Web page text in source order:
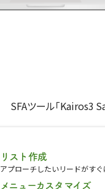
SFAツール｢Kairos3
リスト作成
アプローチしたいリードがすぐ
メニューカスタマイズ